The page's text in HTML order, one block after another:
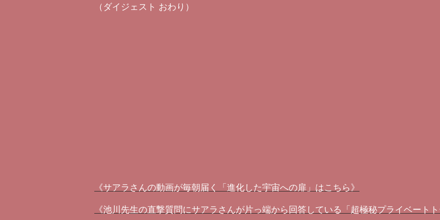
（ダイジェスト おわり）
《サアラさんの動画が毎朝届く「進化した宇宙への扉」はこちら》
《池川先生の直撃質問にサアラさんが片っ端から回答している「超極秘プライベートト